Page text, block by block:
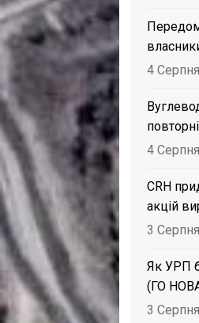
4
4
CRH
акцій
3
Як УРП
(ГО
3